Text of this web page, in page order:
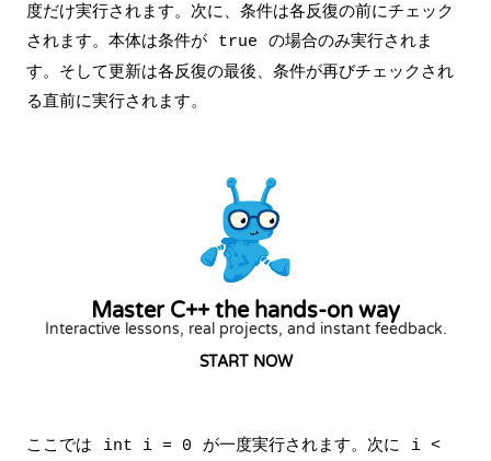
度だけ実行されます。次に、条件は各反復の前にチェック
されます。本体は条件が
true
の場合のみ実行されま
す。そして更新は各反復の最後、条件が再びチェックされ
る直前に実行されます。
Master C++ the hands-on way
Interactive lessons, real projects, and instant feedback.
START NOW
ここでは int i = 0 が一度実行されます。次に
i <